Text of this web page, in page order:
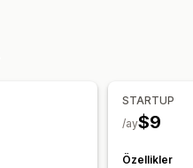
Yazdırma
STARTUP
$9
/ay
Özellikler